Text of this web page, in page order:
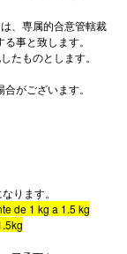
、専属的合意管轄裁
事と致します。
たものとします。
がございます。
ります。
de 1 kg a 1.5 kg
kg